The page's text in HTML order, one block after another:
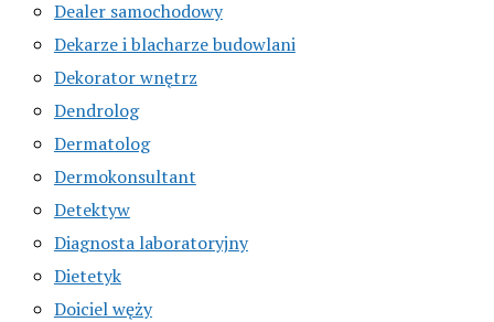
Dealer samochodowy
Dekarze i blacharze budowlani
Dekorator wnętrz
Dendrolog
Dermatolog
Dermokonsultant
Detektyw
Diagnosta laboratoryjny
Dietetyk
Doiciel węży